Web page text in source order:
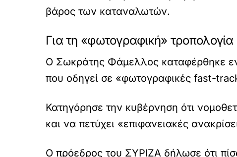
βάρος των καταναλωτών.
Για τη «φωτογραφική»
Ο Σωκράτης Φάμελλος καταφέρθηκε
που οδηγεί σε «φωτογραφικές fast-
Κατηγόρησε την κυβέρνηση ότι
και να πετύχει «επιφανειακές
Ο πρόεδρος του ΣΥΡΙΖΑ δήλωσε ότι